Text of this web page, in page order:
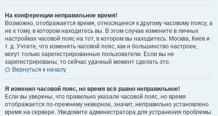
На конференции неправильное время!
Возможно, отображается время, относящееся к другому часовому поясу, а
не к тому, в котором находитесь вы. В этом случае измените в личных
настройках часовой пояс на тот, в котором вы находитесь: Москва, Киев и
т. д. Учтите, что изменять часовой пояс, как и большинство настроек,
могут только зарегистрированные пользователи. Если вы не
зарегистрированы, то сейчас удачный момент сделать это.
Вернуться к началу
Я изменил часовой пояс, но время всё равно неправильное!
Если вы уверены, что правильно указали часовой пояс, но время
отображается по-прежнему неверное, значит, неправильно установлено
время на сервере. Уведомите администратора для устранения проблемы.